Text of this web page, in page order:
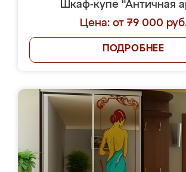
Шкаф-купе "Античная
Цена: от 79 000
ПОДРОБНЕЕ